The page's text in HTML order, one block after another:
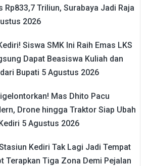
Rp833,7 Triliun, Surabaya Jadi Raja
2026
Siswa SMK Ini Raih Emas LKS
Dapat Beasiswa Kuliah dan
Bupati 5 Agustus 2026
Mas Dhito Pacu
Drone hingga Traktor Siap Ubah
5 Agustus 2026
Kediri Tak Lagi Jadi Tempat
Terapkan Tiga Zona Demi Pejalan